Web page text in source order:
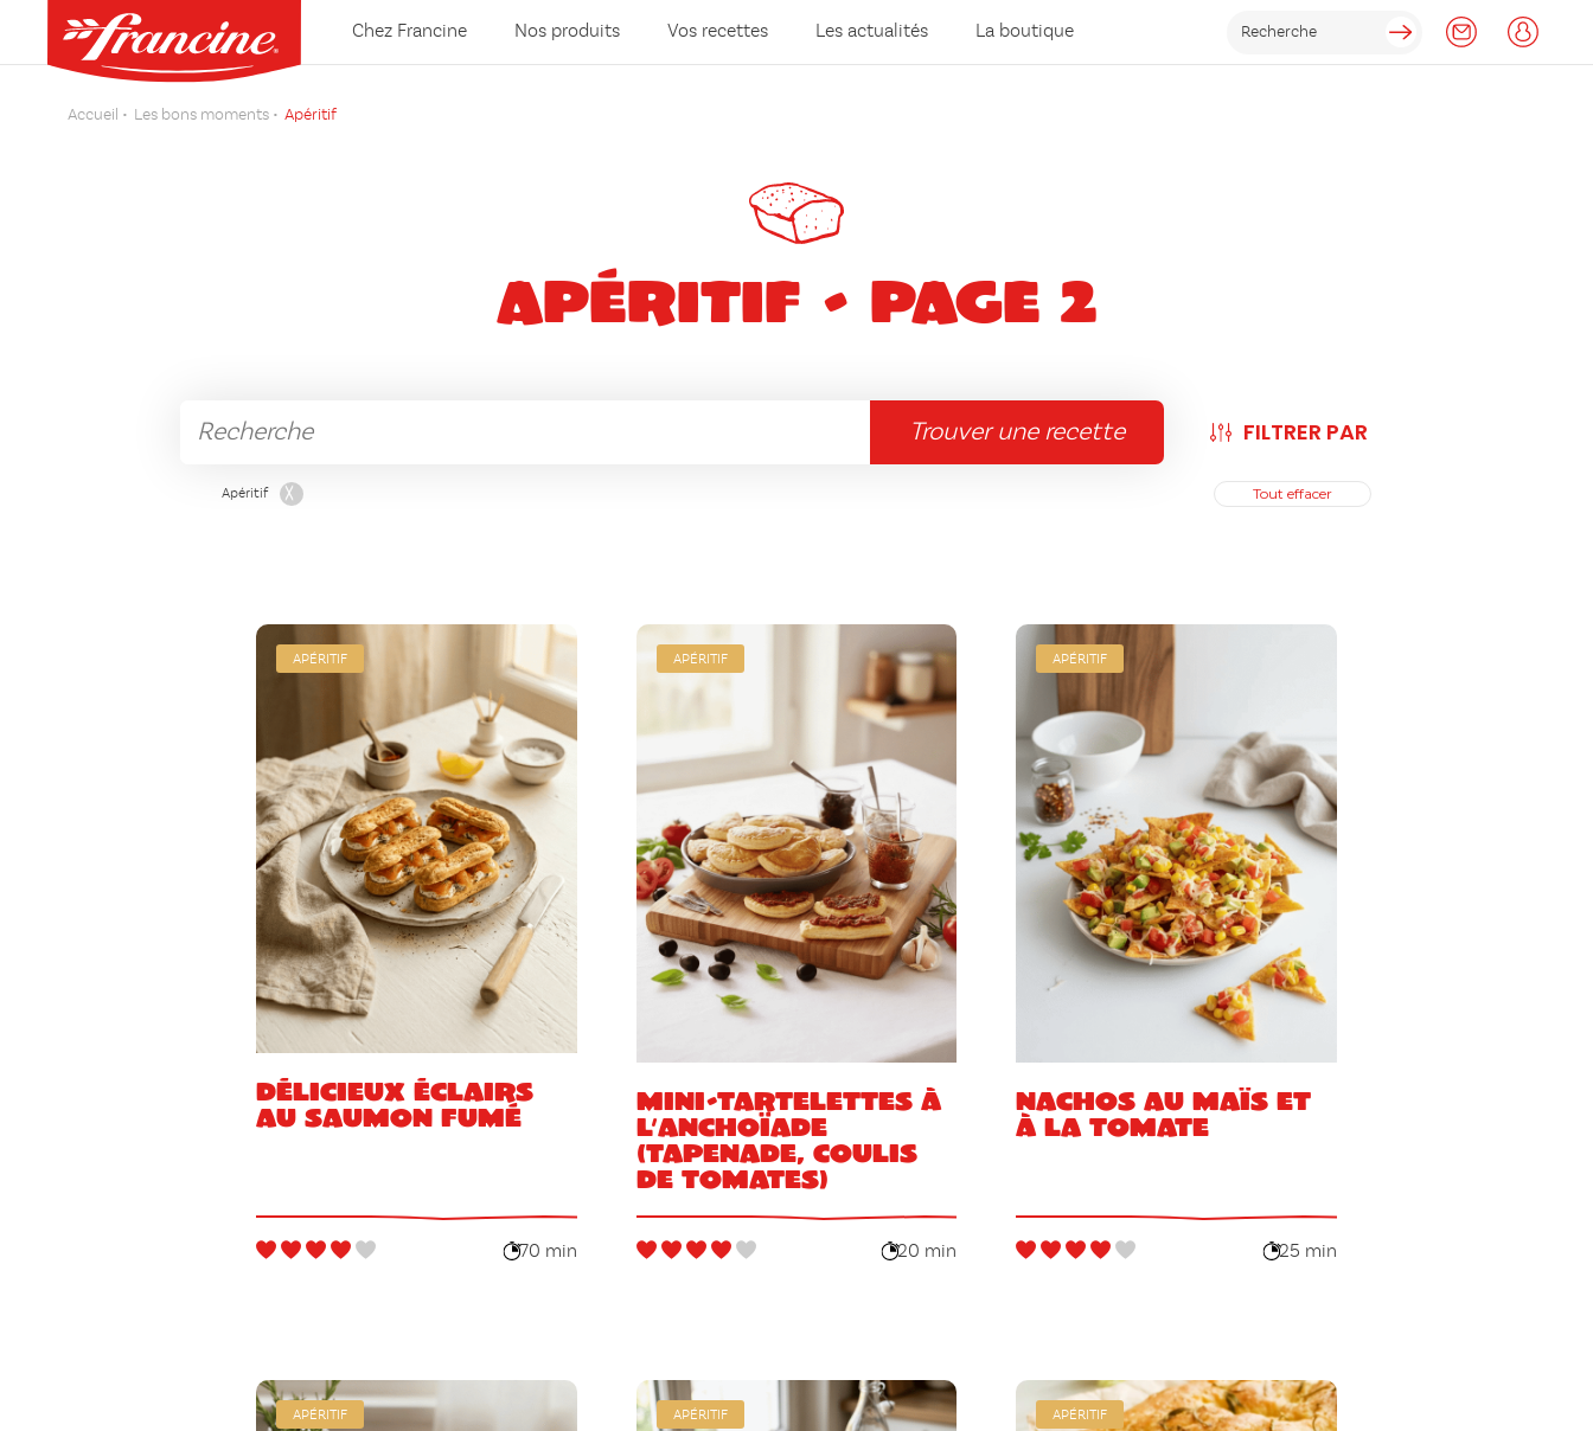
Chez Francine Nos produits Vos recettes Les actualités La boutique
Accueil Les bons moments Apéritif
Apéritif - Page 2
Trouver une recette FILTRER PAR
Apéritif Tout effacer
APÉRITIF
Délicieux éclairs
au saumon fumé
70 min
APÉRITIF
Mini-tartelettes à
l’anchoïade
(tapenade, coulis
de tomates)
20 min
APÉRITIF
Nachos au maïs et
à la tomate
25 min
APÉRITIF APÉRITIF APÉRITIF